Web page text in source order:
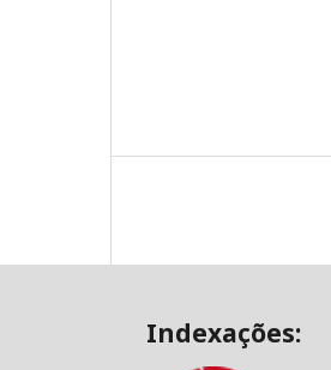
Indexações: